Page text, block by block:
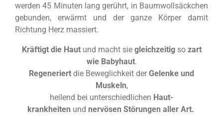
werden 45 Minuten lang gerührt, in Baumwollsäckchen
gebunden, erwärmt und der ganze Körper damit
Richtung Herz massiert.
Kräftigt die Haut und macht sie gleichzeitig so zart
wie Babyhaut.
Regeneriert die Beweglichkeit der Gelenke und
Muskeln,
heilend bei unterschiedlichen Haut-
krankheiten und nervösen Störungen aller Art.